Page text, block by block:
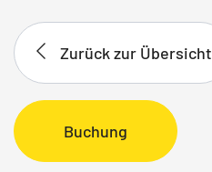
Zurück zur Übersicht
Buchung